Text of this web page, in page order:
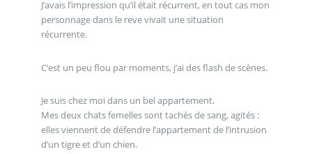
J’avais l’impression qu’il était récurrent, en tout cas mon
personnage dans le reve vivait une situation
récurrente.
C’est un peu flou par moments, j’ai des flash de scènes.
Je suis chez moi dans un bel appartement.
Mes deux chats femelles sont tachés de sang, agités :
elles viennent de défendre l’appartement de l’intrusion
d’un tigre et d’un chien.